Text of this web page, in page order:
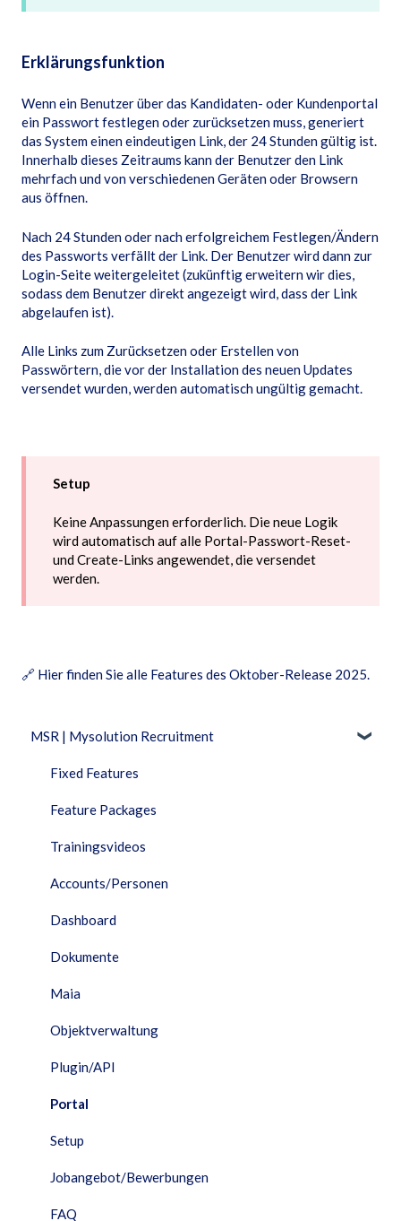
Erklärungsfunktion
Wenn ein Benutzer über das Kandidaten- oder Kundenportal
ein Passwort festlegen oder zurücksetzen muss, generiert
das System einen eindeutigen Link, der 24 Stunden gültig ist.
Innerhalb dieses Zeitraums kann der Benutzer den Link
mehrfach und von verschiedenen Geräten oder Browsern
aus öffnen.
Nach 24 Stunden oder nach erfolgreichem Festlegen/Ändern
des Passworts verfällt der Link. Der Benutzer wird dann zur
Login-Seite weitergeleitet (zukünftig erweitern wir dies,
sodass dem Benutzer direkt angezeigt wird, dass der Link
abgelaufen ist).
Alle Links zum Zurücksetzen oder Erstellen von
Passwörtern, die vor der Installation des neuen Updates
versendet wurden, werden automatisch ungültig gemacht.
Setup
Keine Anpassungen erforderlich. Die neue Logik
wird automatisch auf alle Portal-Passwort-Reset-
und Create-Links angewendet, die versendet
werden.
🔗 Hier finden Sie alle Features des Oktober-Release 2025.
MSR | Mysolution Recruitment
Fixed Features
Feature Packages
Trainingsvideos
Accounts/Personen
Dashboard
Dokumente
Maia
Objektverwaltung
Plugin/API
Portal
Setup
Jobangebot/Bewerbungen
FAQ